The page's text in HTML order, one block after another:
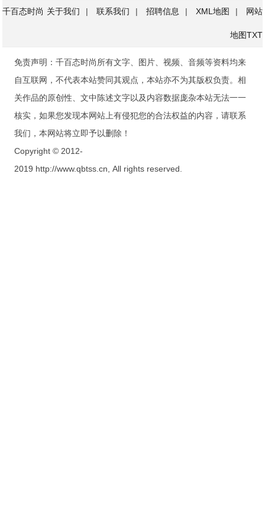
千百态时尚 关于我们 | 联系我们 | 招聘信息 | XML地图 | 网站
地图TXT
免责声明：千百态时尚所有文字、图片、视频、音频等资料均来
自互联网，不代表本站赞同其观点，本站亦不为其版权负责。相
关作品的原创性、文中陈述文字以及内容数据庞杂本站无法一一
核实，如果您发现本网站上有侵犯您的合法权益的内容，请联系
我们，本网站将立即予以删除！
Copyright © 2012-
2019 http://www.qbtss.cn, All rights reserved.